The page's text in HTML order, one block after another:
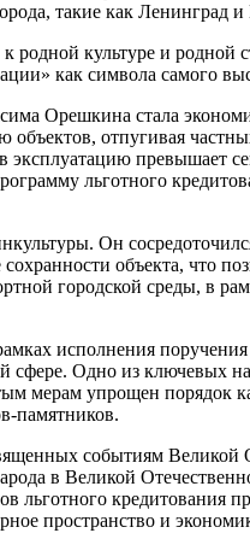
такие как Ленинград
родной культуре и
как символа самого
Орешкина стала
объектов, отпугивая
превышает
льготного
Он
объекта, что
городской среды, в
исполнения
сфере. Одно из
упрощен порядок
памятников.
событиям Великой
в Великой
кредитования
пространство и